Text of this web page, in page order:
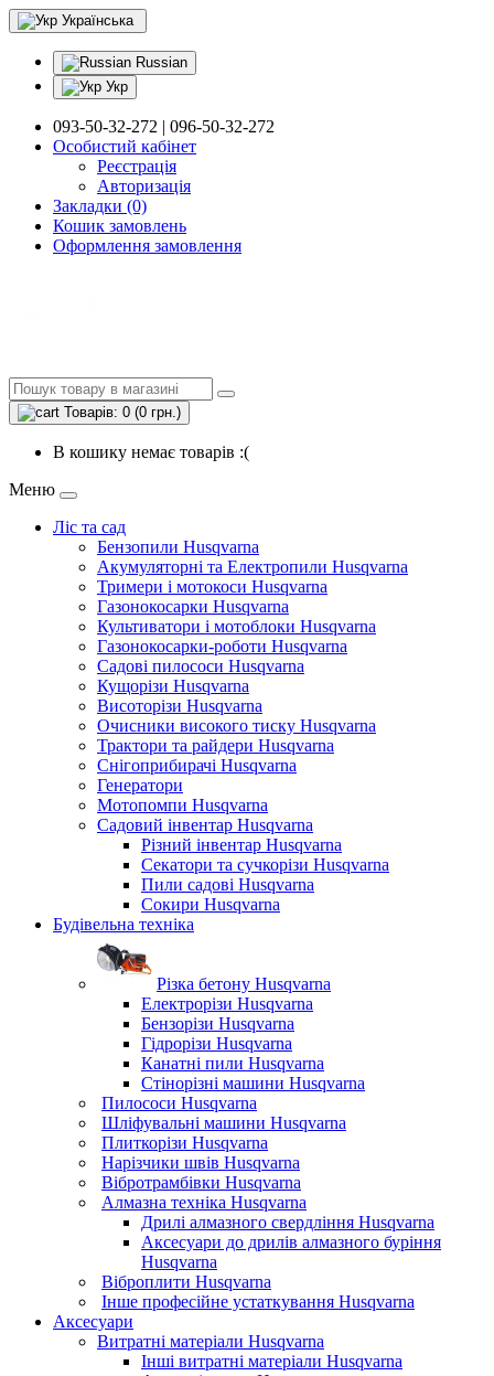
Українська
Russian
Укр
093-50-32-272 | 096-50-32-272
Особистий кабінет
Реєстрація
Авторизація
Закладки (0)
Кошик замовлень
Оформлення замовлення
Товарів: 0 (0 грн.)
В кошику немає товарів :(
Меню
Ліс та сад
Бензопили Husqvarna
Акумуляторні та Електропили Husqvarna
Тримери і мотокоси Husqvarna
Газонокосарки Husqvarna
Культиватори і мотоблоки Husqvarna
Газонокосарки-роботи Husqvarna
Садові пилососи Husqvarna
Кущорізи Husqvarna
Висоторізи Husqvarna
Очисники високого тиску Husqvarna
Трактори та райдери Husqvarna
Снігоприбирачі Husqvarna
Генератори
Мотопомпи Husqvarna
Садовий інвентар Husqvarna
Різний інвентар Husqvarna
Секатори та сучкорізи Husqvarna
Пили садові Husqvarna
Сокири Husqvarna
Будівельна техніка
Різка бетону Husqvarna
Електрорізи Husqvarna
Бензорізи Husqvarna
Гідрорізи Husqvarna
Канатні пили Husqvarna
Стінорізні машини Husqvarna
Пилососи Husqvarna
Шліфувальні машини Husqvarna
Плиткорізи Husqvarna
Нарізчики швів Husqvarna
Вібротрамбівки Husqvarna
Алмазна техніка Husqvarna
Дрилі алмазного свердління Husqvarna
Аксесуари до дрилів алмазного буріння
Husqvarna
Віброплити Husqvarna
Інше професійне устаткування Husqvarna
Аксесуари
Витратні матеріали Husqvarna
Інші витратні матеріали Husqvarna